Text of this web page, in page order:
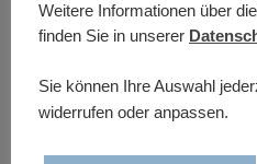
Mo-Fr 07:30 Uhr bis
bildung@avg-asl.de
0175 9428095
Weitere Informationen über
finden Sie in unserer
Sie können Ihre Auswahl
widerrufen oder anpassen.